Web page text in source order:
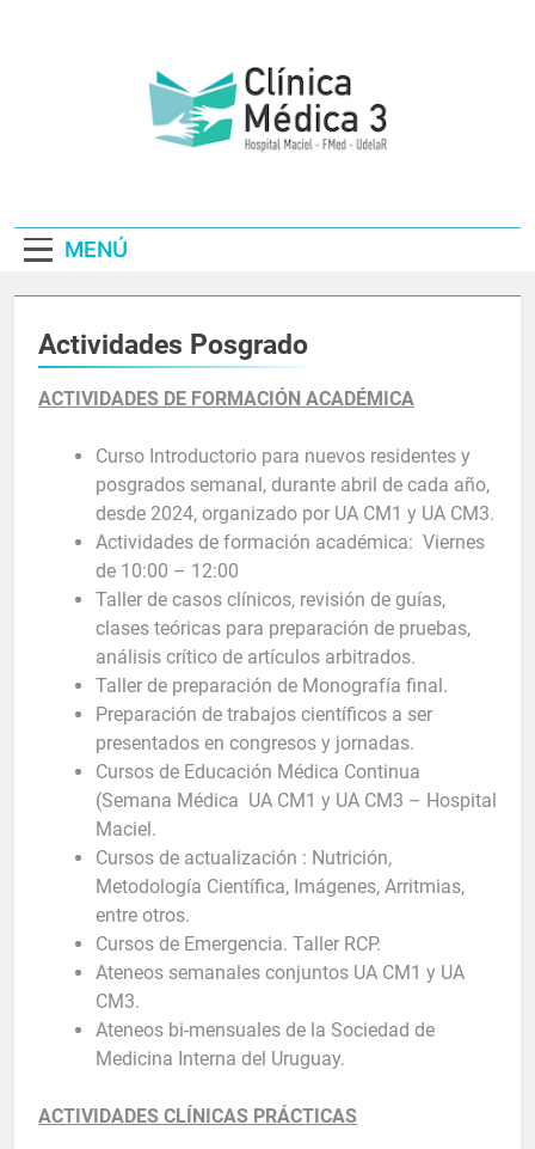
– Hospital
Maciel | Fmed
Udelar
MENÚ
Actividades Posgrado
ACTIVIDADES DE FORMACIÓN ACADÉMICA
Curso Introductorio para nuevos residentes y
posgrados semanal, durante abril de cada año,
desde 2024, organizado por UA CM1 y UA CM3.
Actividades de formación académica: Viernes
de 10:00 – 12:00
Taller de casos clínicos, revisión de guías,
clases teóricas para preparación de pruebas,
análisis crítico de artículos arbitrados.
Taller de preparación de Monografía final.
Preparación de trabajos científicos a ser
presentados en congresos y jornadas.
Cursos de Educación Médica Continua
(Semana Médica UA CM1 y UA CM3 – Hospital
Maciel.
Cursos de actualización : Nutrición,
Metodología Científica, Imágenes, Arritmias,
entre otros.
Cursos de Emergencia. Taller RCP.
Ateneos semanales conjuntos UA CM1 y UA
CM3.
Ateneos bi-mensuales de la Sociedad de
Medicina Interna del Uruguay.
ACTIVIDADES CLÍNICAS PRÁCTICAS